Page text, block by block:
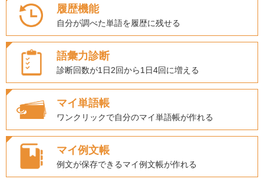
履歴機能
自分が調べた単語を履歴に残せる
語彙力診断
診断回数が1日2回から1日4回に増える
マイ単語帳
ワンクリックで自分のマイ単語帳が作れる
マイ例文帳
例文が保存できるマイ例文帳が作れる